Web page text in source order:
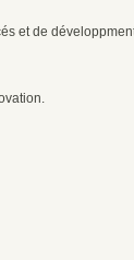
et de